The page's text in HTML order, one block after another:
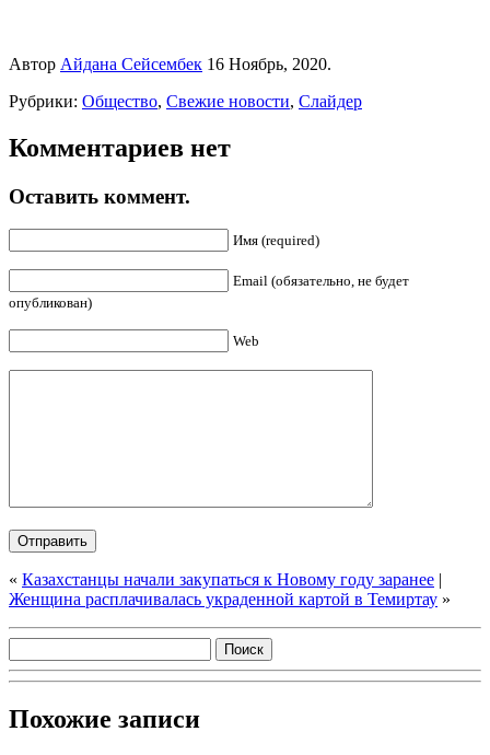
Автор Айдана Сейсембек 16 Ноябрь, 2020.
Рубрики: Общество, Свежие новости, Слайдер
Комментариев нет
Оставить коммент.
Имя (required)
Email (обязательно, не будет
опубликован)
Web
« Казахстанцы начали закупаться к Новому году заранее |
Женщина расплачивалась украденной картой в Темиртау »
Похожие записи